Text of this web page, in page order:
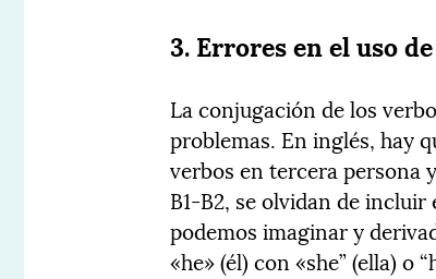
3. Errores en el uso
La conjugación de los
problemas. En inglés, hay
verbos en tercera persona
B1-B2, se olvidan de
podemos imaginar y
«he» (él) con «she” (ella) o